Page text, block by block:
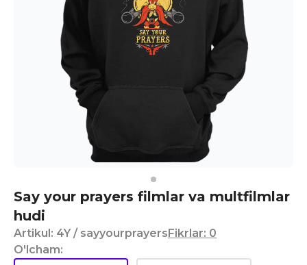
Say your prayers filmlar va multfilmlar
hudi
Artikul: 4Y / sayyourprayersFikrlar: 0
O'lcham: